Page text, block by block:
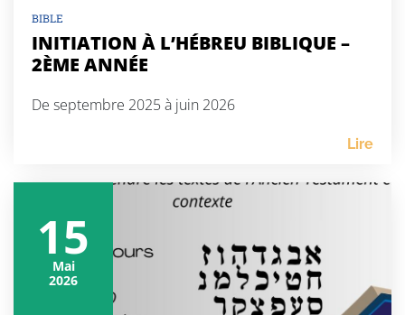
BIBLE
INITIATION À L’HÉBREU BIBLIQUE –
2ÈME ANNÉE
De septembre 2025 à juin 2026
Lire
15
Mai
2026